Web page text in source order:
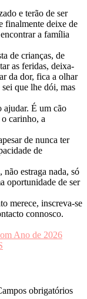
e terão de ser
finalmente deixe de
a família
de crianças, de
as feridas, deixa-
da dor, fica a olhar
que lhe dói, mas
ajudar. É um cão
carinho, a
de nunca ter
de
estraga nada, só
oportunidade de ser
merece, inscreva-se
connosco.
Ano de 2026
obrigatórios